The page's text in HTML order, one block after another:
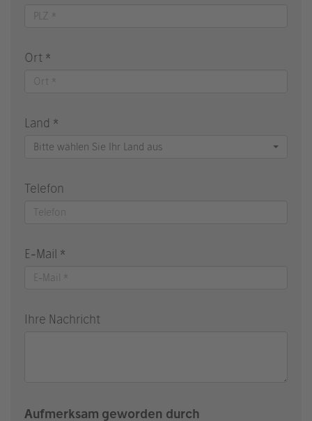
Ort *
Land *
Bitte wählen Sie Ihr Land aus
Telefon
E-Mail *
Ihre Nachricht
Aufmerksam geworden durch